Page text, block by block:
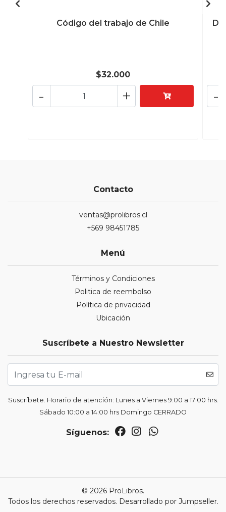
Código del trabajo de Chile
$32.000
+
- -
Contacto
ventas@prolibros.cl
+569 98451785
Menú
Términos y Condiciones
Politica de reembolso
Política de privacidad
Ubicación
Suscríbete a Nuestro Newsletter
Suscríbete. Horario de atención: Lunes a Viernes 9:00 a 17:00 hrs.
Sábado 10:00 a 14:00 hrs Domingo CERRADO
Síguenos:
© 2026 ProLibros.
Todos los derechos reservados. Desarrollado por Jumpseller.